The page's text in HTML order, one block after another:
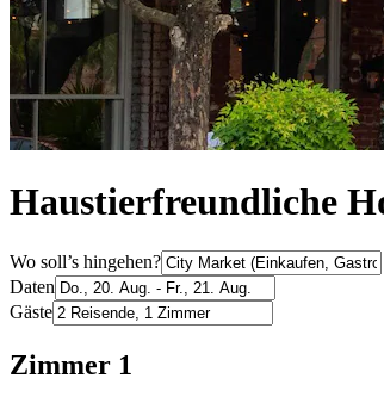
Haustierfreundliche
Wo soll’s hingehen?
Daten
Gäste
Zimmer 1